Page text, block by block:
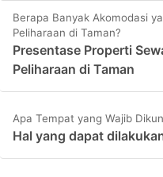
Berapa Banyak Akomodasi
Peliharaan di Taman?
Presentase Properti
Peliharaan di Taman
Apa Tempat yang Wajib
Hal yang dapat